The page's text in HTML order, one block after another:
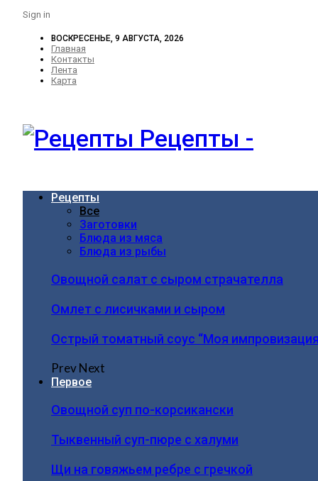
Sign in
ВОСКРЕСЕНЬЕ, 9 АВГУСТА, 2026
Главная
Контакты
Лента
Карта
Рецепты -
Рецепты
Все
Заготовки
Блюда из мяса
Блюда из рыбы
Овощной салат с сыром страчателла
Омлет с лисичками и сыром
Острый томатный соус “Моя
PrevNext
Первое
Овощной суп по-корсикански
Тыквенный суп-пюре с халуми
Щи на говяжьем ребре с гречкой